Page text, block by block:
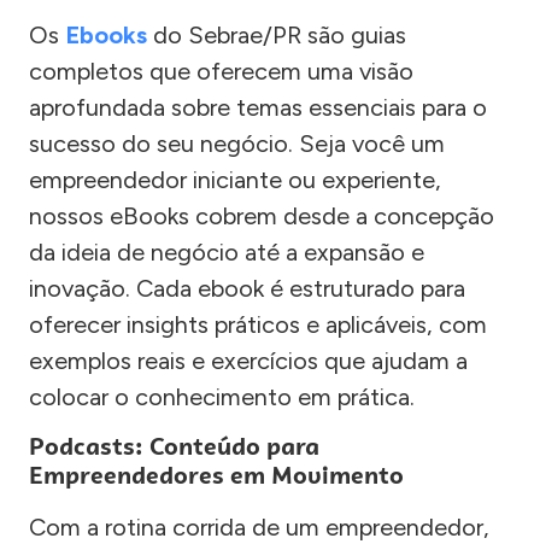
Os Ebooks do Sebrae/PR são guias
completos que oferecem uma visão
aprofundada sobre temas essenciais para o
sucesso do seu negócio. Seja você um
empreendedor iniciante ou experiente,
nossos eBooks cobrem desde a concepção
da ideia de negócio até a expansão e
inovação. Cada ebook é estruturado para
oferecer insights práticos e aplicáveis, com
exemplos reais e exercícios que ajudam a
colocar o conhecimento em prática.
Podcasts: Conteúdo para
Empreendedores em Movimento
Com a rotina corrida de um empreendedor,